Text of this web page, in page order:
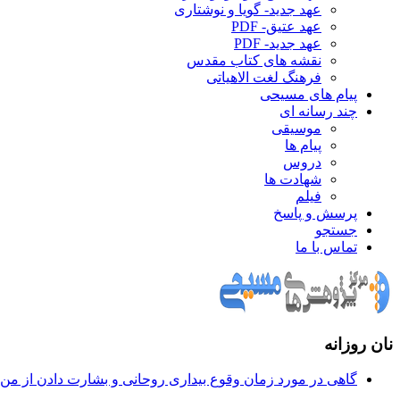
عهد جدید- گویا و نوشتاری
عهد عتیق- PDF
عهد جدید- PDF
نقشه های کتاب مقدس
فرهنگ لغت الاهیاتی
پیام های مسیحی
چند رسانه ای
موسیقی
پیام ها
دروس
شهادت ها
فیلم
پرسش و پاسخ
جستجو
تماس با ما
نان روزانه
گاهی در مورد زمان وقوع بيداری روحانی و بشارت دادن از من